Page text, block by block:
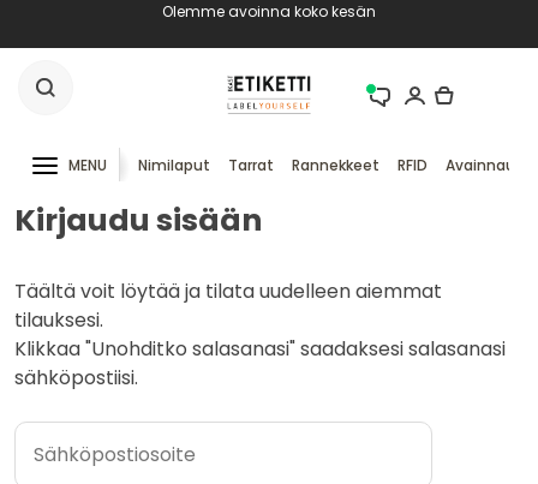
Olemme avoinna koko kesän
MENU Nimilaput Tarrat Rannekkeet RFID
Kirjaudu sisään
Täältä voit löytää ja tilata uudelleen aiemmat
tilauksesi.
Klikkaa "Unohditko salasanasi" saadaksesi salasanasi
sähköpostiisi.